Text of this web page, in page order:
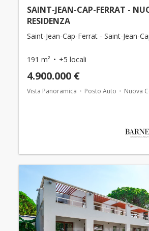
SAINT-JEAN-CAP-FERRAT -
RESIDENZA
Saint-Jean-Cap-Ferrat - Saint-Jean-
191 m² +5 locali
4.900.000 €
Vista Panoramica Posto Auto Nuova